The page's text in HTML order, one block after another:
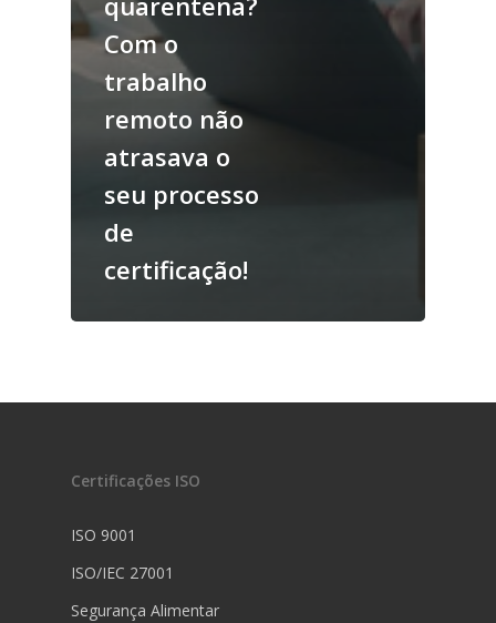
Com o
trabalho
remoto não
atrasava o
seu processo
de
certificação!
Certificações ISO
ISO 9001
ISO/IEC 27001
Segurança Alimentar